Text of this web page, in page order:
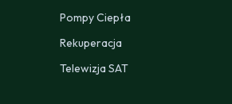
Pompy Ciepła
Rekuperacja
Telewizja SAT